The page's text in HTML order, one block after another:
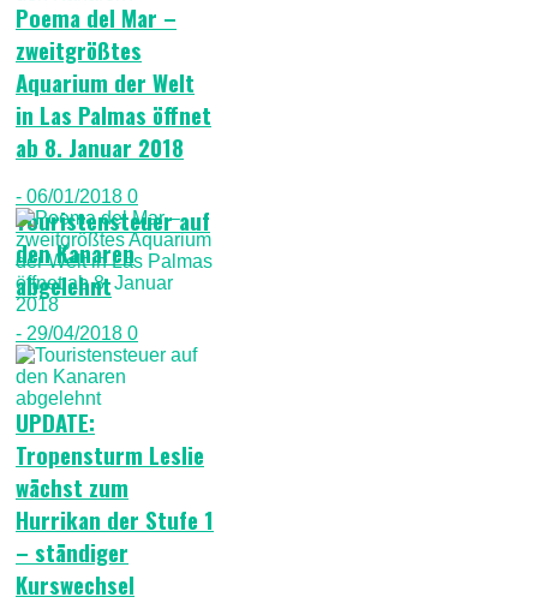
Poema del Mar –
zweitgrößtes
Aquarium der Welt
in Las Palmas öffnet
ab 8. Januar 2018
- 06/01/2018 0
Touristensteuer auf
den Kanaren
abgelehnt
- 29/04/2018 0
UPDATE:
Tropensturm Leslie
wächst zum
Hurrikan der Stufe 1
– ständiger
Kurswechsel